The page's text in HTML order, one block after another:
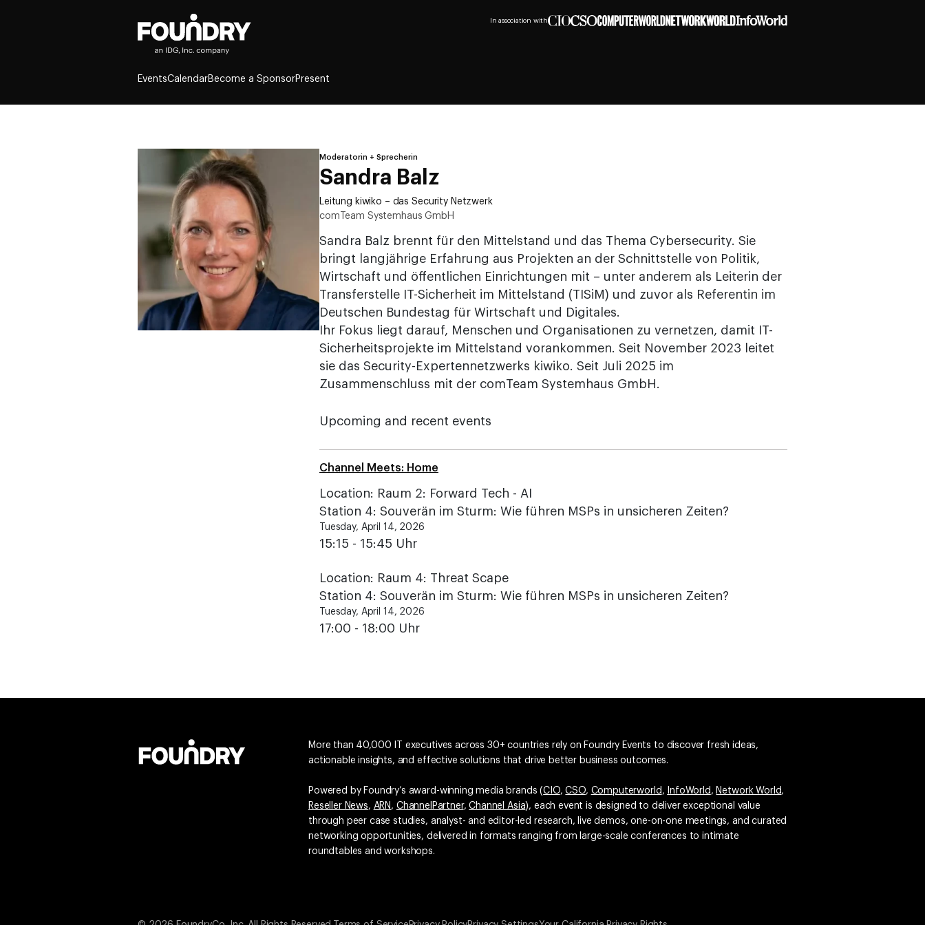
In association with
EventsCalendarBecome a SponsorPresent
Moderatorin + Sprecherin
Sandra Balz
Leitung kiwiko – das Security Netzwerk
comTeam Systemhaus GmbH
Sandra Balz brennt für den Mittelstand und das Thema Cybersecurity. Sie
bringt langjährige Erfahrung aus Projekten an der Schnittstelle von Politik,
Wirtschaft und öffentlichen Einrichtungen mit – unter anderem als Leiterin der
Transferstelle IT-Sicherheit im Mittelstand (TISiM) und zuvor als Referentin im
Deutschen Bundestag für Wirtschaft und Digitales.
Ihr Fokus liegt darauf, Menschen und Organisationen zu vernetzen, damit IT-
Sicherheitsprojekte im Mittelstand vorankommen. Seit November 2023 leitet
sie das Security-Expertennetzwerks kiwiko. Seit Juli 2025 im
Zusammenschluss mit der comTeam Systemhaus GmbH.
Upcoming and recent events
Channel Meets: Home
Location: Raum 2: Forward Tech - AI
Station 4: Souverän im Sturm: Wie führen MSPs in unsicheren Zeiten?
Tuesday, April 14, 2026
15:15 - 15:45 Uhr
Location: Raum 4: Threat Scape
Station 4: Souverän im Sturm: Wie führen MSPs in unsicheren Zeiten?
Tuesday, April 14, 2026
17:00 - 18:00 Uhr
More than 40,000 IT executives across 30+ countries rely on Foundry Events to discover fresh ideas,
actionable insights, and effective solutions that drive better business outcomes.
Powered by Foundry’s award-winning media brands (CIO,CSO, Computerworld , InfoWorld , Network World,
Reseller News, ARN , ChannelPartner,Channel Asia), each event is designed to deliver exceptional value
through peer case studies, analyst- and editor-led research, live demos, one-on-one meetings, and curated
networking opportunities, delivered in formats ranging from large-scale conferences to intimate
roundtables and workshops.